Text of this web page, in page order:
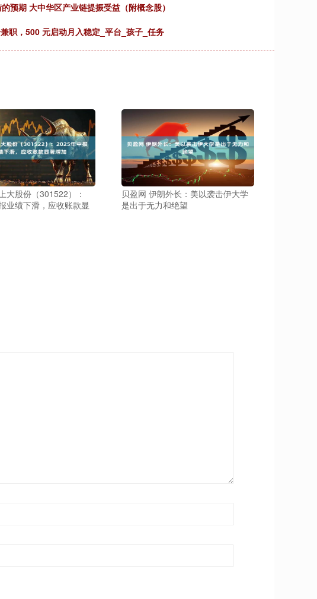
预期 大中华区产业链提振受益（附概念股）
职，500 元启动月入稳定_平台_孩子_任务
大股份（301522）：
业绩下滑，应收账款显
贝盈网 伊朗外长：美以袭击伊大学
是出于无力和绝望